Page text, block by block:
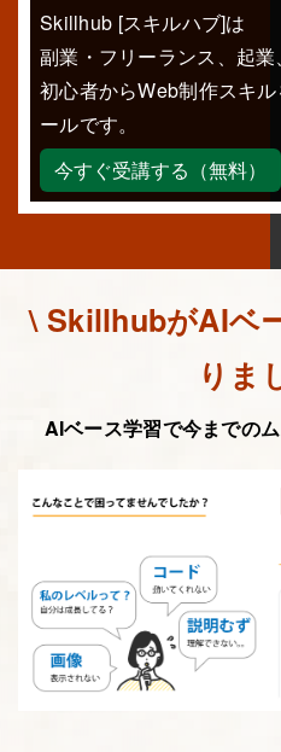
Skillhub [スキルハブ]は
副業・フリーランス、起
初心者からWeb制作スキ
ールです。
今すぐ受講する（無料）
\ SkillhubがAIベ
りま
AIベース学習で今までの